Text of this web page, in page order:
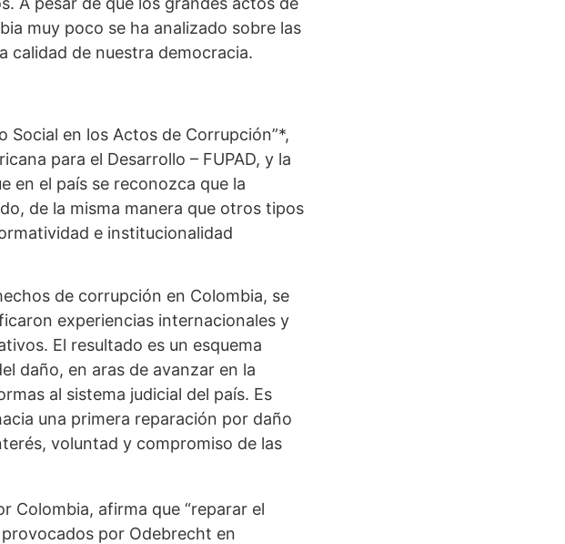
muy poco se ha analizado sobre las
calidad de nuestra democracia.
Social en los Actos de Corrupción”*,
para el Desarrollo – FUPAD, y la
en el país se reconozca que la
de la misma manera que otros tipos
e institucionalidad
de corrupción en Colombia, se
experiencias internacionales y
El resultado es un esquema
daño, en aras de avanzar en la
al sistema judicial del país. Es
una primera reparación por daño
voluntad y compromiso de las
Colombia, afirma que “reparar el
por Odebrecht en